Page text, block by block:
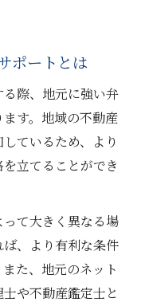
ポートとは
際、地元に強い弁
す。地域の不動産
ているため、より
立てることができ
て大きく異なる場
、より有利な条件
た、地元のネット
や不動産鑑定士と